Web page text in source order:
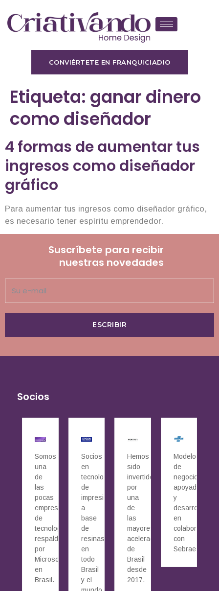
CONVIÉRTETE EN FRANQUICIADIO
Etiqueta: ganar dinero
como diseñador
4 formas de aumentar tus
ingresos como diseñador
gráfico
Para aumentar tus ingresos como diseñador gráfico,
es necesario tener espíritu emprendedor.
Suscríbete para recibir
nuestras novedades
ESCRIBIR
Socios
Somos
una
de
las
pocas
empresas
de
tecnología
respaldadas
por
Microsoft
en
Brasil.
Socios
en
tecnología
de
impresión
a
base
de
resinas
en
todo
Brasil
y el
Hemos
sido
invertidos
por
una
de
las
mayores
aceleradoras
de
Brasil
desde
2017.
Modelo
de
negocio
apoyado
y
desarrollado
en
colaboración
con
Sebrae.